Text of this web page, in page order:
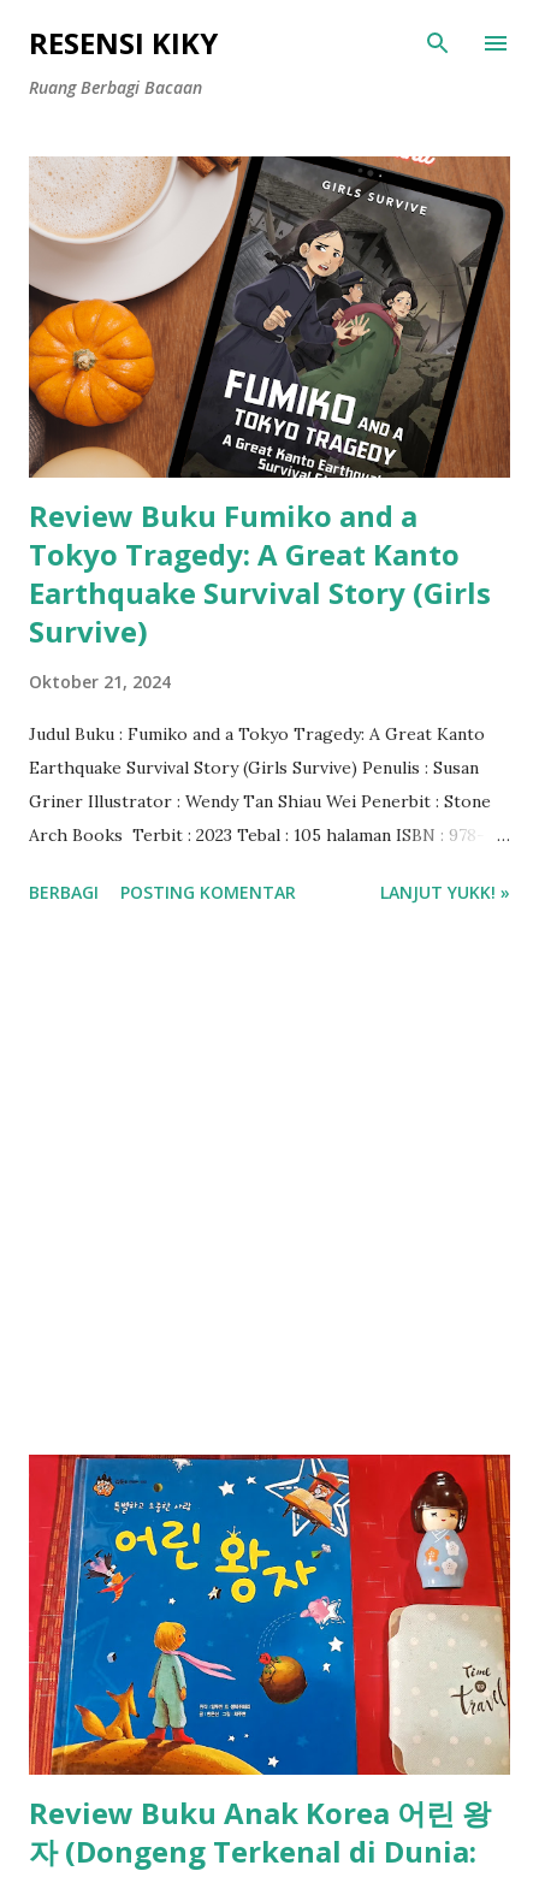
Langsung ke konten utama
RESENSI KIKY
Ruang Berbagi Bacaan
Review Buku Fumiko and a
Tokyo Tragedy: A Great Kanto
Earthquake Survival Story (Girls
Survive)
Oktober 21, 2024
Judul Buku : Fumiko and a Tokyo Tragedy: A Great Kanto
Earthquake Survival Story (Girls Survive) Penulis : Susan
Griner Illustrator : Wendy Tan Shiau Wei Penerbit : ‎Stone
Arch Books Terbit : 2023 Tebal : ‎105 halaman ISBN : ‎978-
Rating : 5 🌟 #BacaDiLibby ❤️❤️❤️
BERBAGI POSTING KOMENTAR LANJUT YUKK! »
Review Buku Anak Korea 어린 왕
자 (Dongeng Terkenal di Dunia: